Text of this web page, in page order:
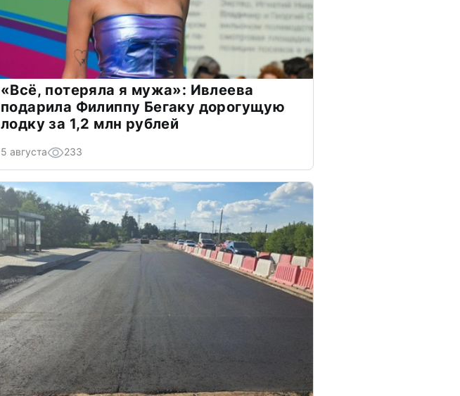
«Всё, потеряла я мужа»: Ивлеева
подарила Филиппу Бегаку дорогущую
лодку за 1,2 млн рублей
5 августа 233